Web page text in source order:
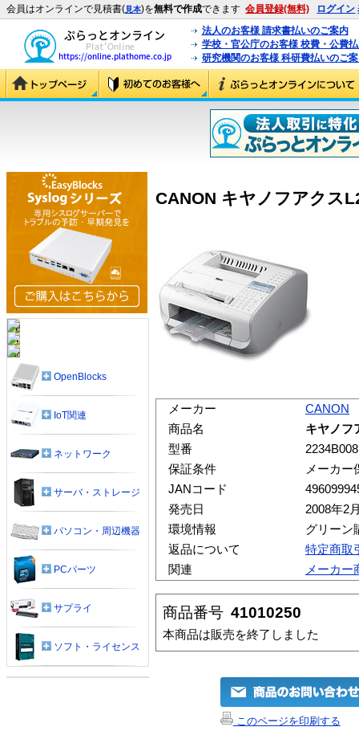
会員はオンラインで見積書(見本)を無料で作成できます 会員登録(無料) ログイン
法人のお客様 請求書払いのご案内
学校・官公庁のお客様 校費・公費
研究機関のお客様 科研費払いのご
CANON キヤノフアクス
メーカー
CANON
商品名
キヤノフ
型番
2234B008
保証条件
メーカー
JANコード
発売日
2008年2
環境情報
グリーン
返品について
特定商取
関連
メーカー
商品番号 41010250
本商品は販売を終了しました
このページを印刷する
OpenBlocks
IoT関連
ネットワーク
サーバ・ストレージ
パソコン・周辺機器
PCパーツ
サプライ
ソフト・ライセンス